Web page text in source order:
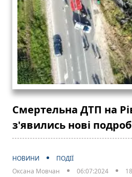
Смертельна ДТП на
з'явились нові
НОВИНИ
ПОДІЇ
Оксана Мовчан
06:07:2024